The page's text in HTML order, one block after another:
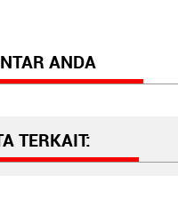
ANDA
TERKAIT: